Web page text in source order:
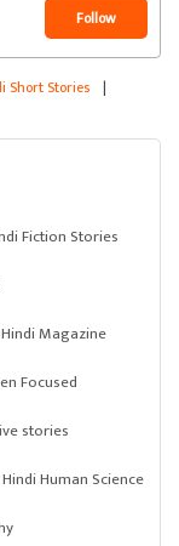
Follow
Short Stories |
Fiction Stories
Hindi Magazine
Focused
stories
Hindi Human Science